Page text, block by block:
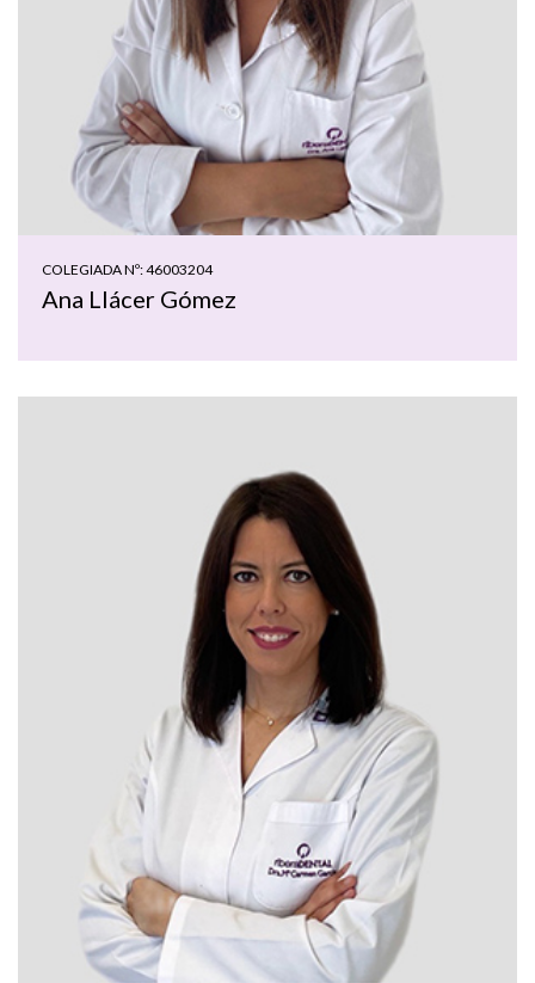
COLEGIADA Nº: 46003204
Ana Llácer Gómez